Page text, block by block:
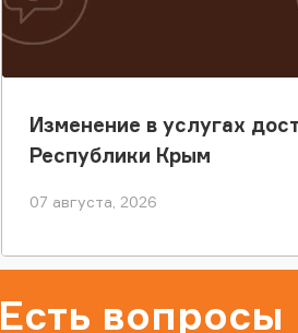
Изменение в услугах
Республики Крым
07 августа, 2026
Есть вопросы